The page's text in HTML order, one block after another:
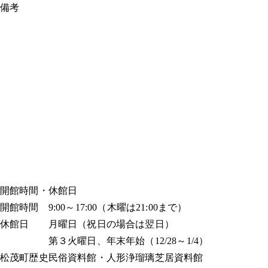
備考
開館時間・休館日
開館時間 9:00～17:00（木曜は21:00まで）
休館日 月曜日（祝日の場合は翌日）
第３火曜日、年末年始（12/28～1/4）
松茂町歴史民俗資料館・人形浄瑠璃芝居資料館